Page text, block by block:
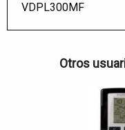
VDPL300MF
Otros